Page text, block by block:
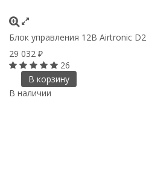
Блок управления 12B Airtronic D2
29 032 ₽
26
В корзину
В наличии